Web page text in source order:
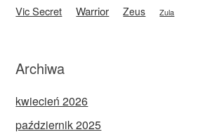
Vic Secret Warrior Zeus Zula
Archiwa
kwiecień 2026
październik 2025